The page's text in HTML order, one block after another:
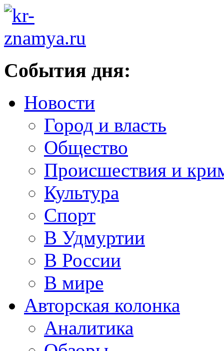
События дня:
Новости
Город и власть
Общество
Происшествия и
Культура
Спорт
В Удмуртии
В России
В мире
Авторская колонка
Аналитика